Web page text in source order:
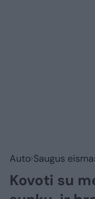
Auto Saugus
Kovoti su